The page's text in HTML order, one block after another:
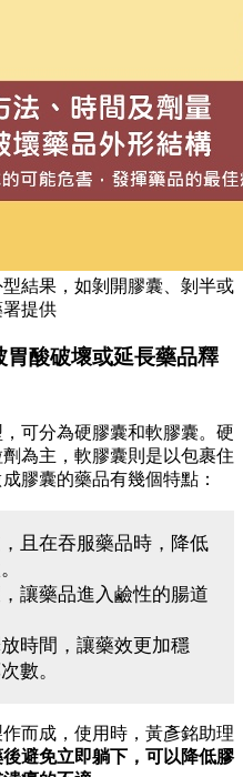
結果，如剝開膠囊、剝半或
提供
酸破壞或延長藥品釋
可分為硬膠囊和軟膠囊。硬
為主，軟膠囊則是以包裹住
膠囊的藥品有幾個特點：
且在吞服藥品時，降低
讓藥品進入鹼性的腸道
時間，讓藥效更加穩
數。
而成，使用時，黃彥銘助理
避免立即躺下，可以降低膠